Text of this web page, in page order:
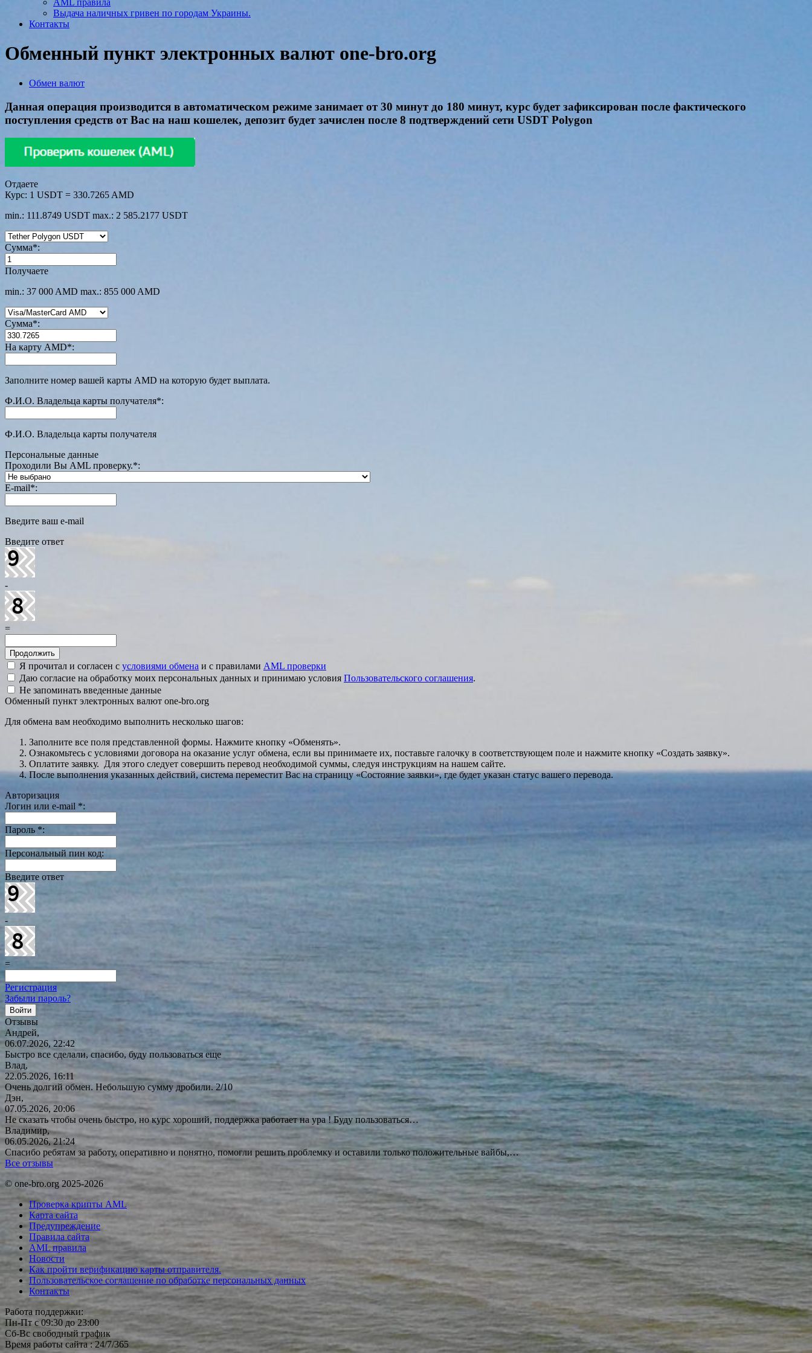
AML правила
Выдача наличных гривен по городам Украины.
Контакты
Обменный пункт электронных валют one-bro.org
Обмен валют
Данная операция производится в автоматическом режиме занимает от 30 минут до 180 минут, курс будет зафиксирован после фактического
поступления средств от Вас на наш кошелек, депозит будет зачислен после 8 подтверждений сети USDT Polygon
Отдаете
Курс: 1 USDT = 330.7265 AMD
min.: 111.8749 USDT max.: 2 585.2177 USDT
Сумма*:
Получаете
min.: 37 000 AMD max.: 855 000 AMD
Сумма*:
На карту AMD*:
Заполните номер вашей карты AMD на которую будет выплата.
Ф.И.О. Владельца карты получателя*:
Ф.И.О. Владельца карты получателя
Персональные данные
Проходили Вы AML проверку.*:
E-mail*:
Введите ваш e-mail
Введите ответ
-
=
Я прочитал и согласен с условиями обмена и с правилами AML проверки
Даю согласие на обработку моих персональных данных и принимаю условия Пользовательского соглашения.
Не запоминать введенные данные
Обменный пункт электронных валют one-bro.org
Для обмена вам необходимо выполнить несколько шагов:
Заполните все поля представленной формы. Нажмите кнопку «Обменять».
Ознакомьтесь с условиями договора на оказание услуг обмена, если вы принимаете их, поставьте галочку в соответствующем поле и нажмите кнопку «Создать заявку».
Оплатите заявку. Для этого следует совершить перевод необходимой суммы, следуя инструкциям на нашем сайте.
После выполнения указанных действий, система переместит Вас на страницу «Состояние заявки», где будет указан статус вашего перевода.
Авторизация
Логин или e-mail *:
Пароль *:
Персональный пин код:
Введите ответ
-
=
Регистрация
Забыли пароль?
Отзывы
Андрей,
06.07.2026, 22:42
Быстро все сделали, спасибо, буду пользоваться еще
Влад,
22.05.2026, 16:11
Очень долгий обмен. Небольшую сумму дробили. 2/10
Дэн,
07.05.2026, 20:06
Не сказать чтобы очень быстро, но курс хороший, поддержка работает на ура ! Буду пользоваться…
Владимир,
06.05.2026, 21:24
Спасибо ребятам за работу, оперативно и понятно, помогли решить проблемку и оставили только положительные вайбы,…
Все отзывы
© one-bro.org 2025-2026
Проверка крипты AML
Карта сайта
Предупреждение
Правила сайта
AML правила
Новости
Как пройти верификацию карты отправителя.
Пользовательское соглашение по обработке персональных данных
Контакты
Работа поддержки:
Пн-Пт с 09:30 до 23:00
Сб-Вс свободный график
Время работы сайта : 24/7/365